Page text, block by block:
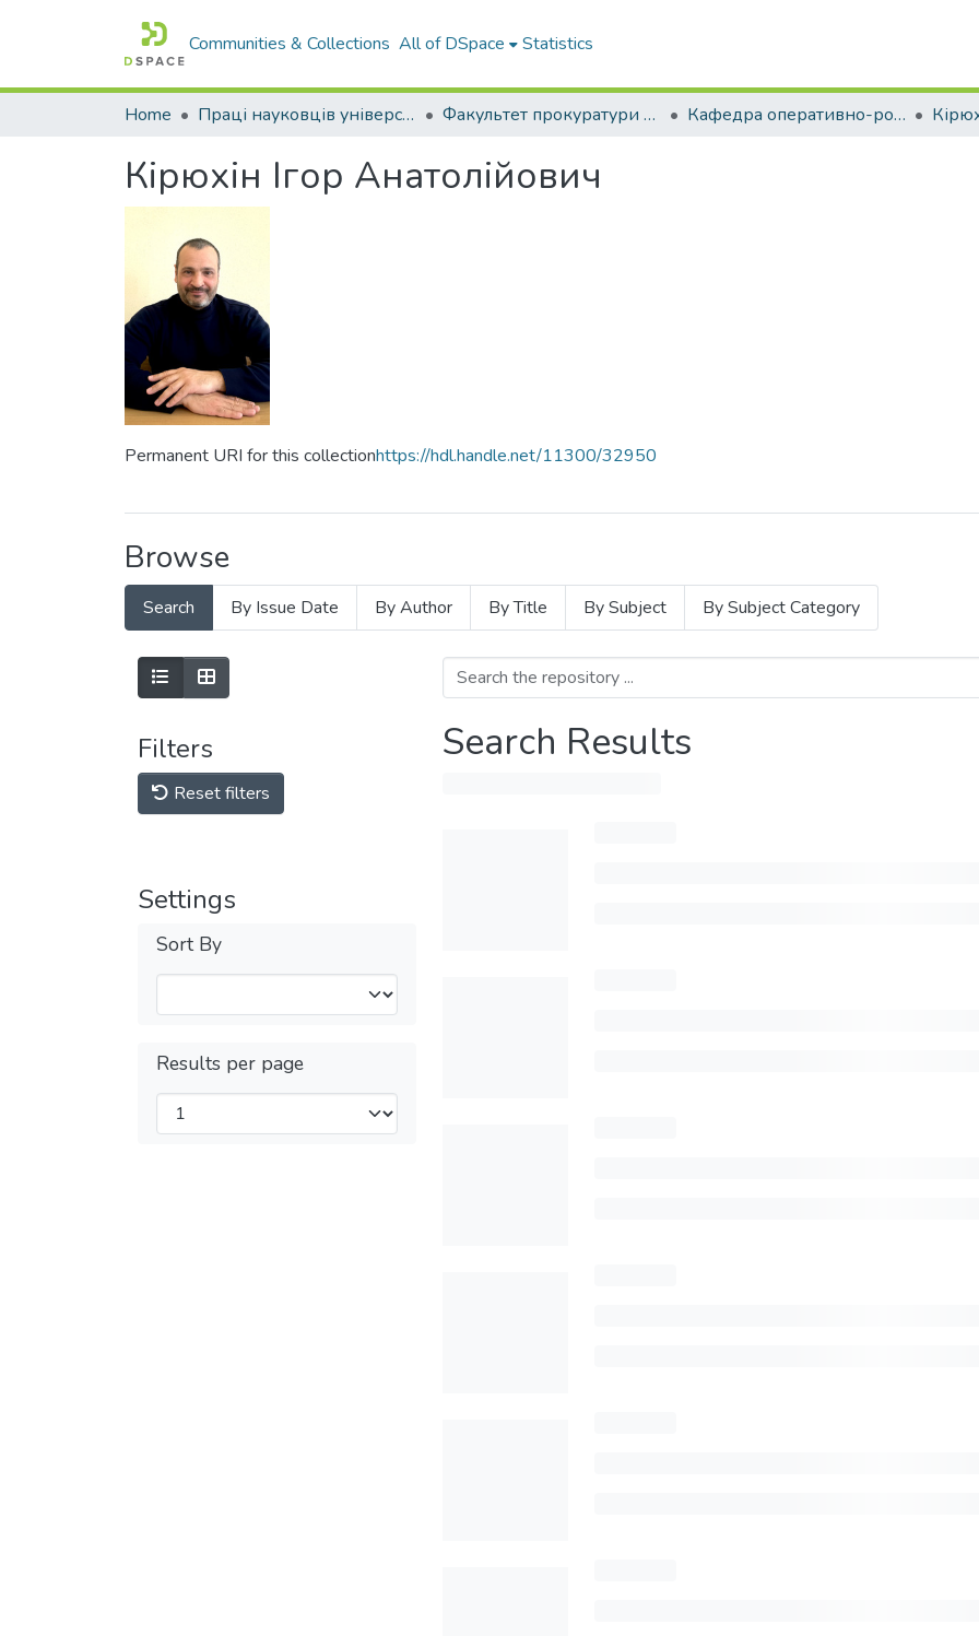
Communities & Collections All of DSpace Statistics
Home Праці науковців університету Факультет прокуратури та слідства (кримінальної юстиції) Кафедра оперативно-розшукової та поліцейської діяльності
Кірюхін Ігор Анатолійович
Permanent URI for this collectionhttps://hdl.handle.net/11300/32950
Browse
Search By Issue Date By Author By Title By Subject By Subject Category
Filters
Reset filters
Settings
Sort By
Results per page
Search Results